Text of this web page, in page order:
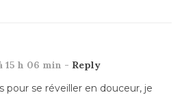
15 h 06 min - Reply
pour se réveiller en douceur, je